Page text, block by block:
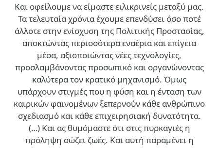
Και οφείλουμε να είμαστε ειλικρινείς μεταξύ μας.
Τα τελευταία χρόνια έχουμε επενδύσει όσο ποτέ
άλλοτε στην ενίσχυση της Πολιτικής Προστασίας,
αποκτώντας περισσότερα εναέρια και επίγεια
μέσα, αξιοποιώντας νέες τεχνολογίες,
προσλαμβάνοντας προσωπικό και οργανώνοντας
καλύτερα τον κρατικό μηχανισμό. Όμως
υπάρχουν στιγμές που η φύση και η ένταση των
καιρικών φαινομένων ξεπερνούν κάθε ανθρώπινο
σχεδιασμό και κάθε επιχειρησιακή δυνατότητα.
(…) Και ας θυμόμαστε ότι στις πυρκαγιές η
πρόληψη σώζει ζωές. Και αυτή παραμένει η